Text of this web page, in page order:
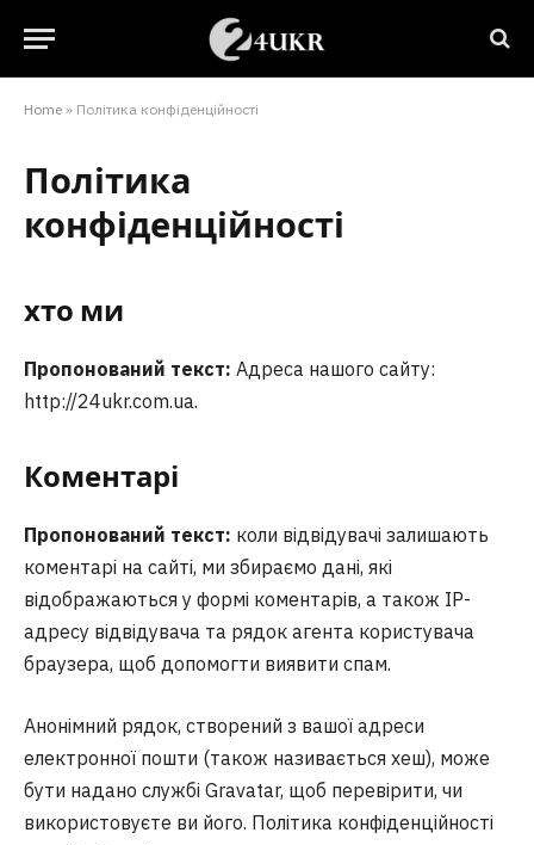
Home » Політика конфіденційності
Політика
конфіденційності
хто ми
Пропонований текст: Адреса нашого сайту:
http://24ukr.com.ua.
Коментарі
Пропонований текст: коли відвідувачі залишають
коментарі на сайті, ми збираємо дані, які
відображаються у формі коментарів, а також IP-
адресу відвідувача та рядок агента користувача
браузера, щоб допомогти виявити спам.
Анонімний рядок, створений з вашої адреси
електронної пошти (також називається хеш), може
бути надано службі Gravatar, щоб перевірити, чи
використовуєте ви його. Політика конфіденційності